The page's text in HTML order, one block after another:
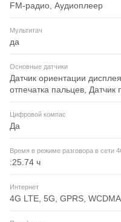
FM-радио, Аудиоплеер
Мультитач
да
Основные датчики
Датчик ориентации
отпечатка пальцев, Датчик
Цифровой компас
Да
Время в режиме разговора в сети
:25.74 ч
Интернет
4G LTE, 5G, GPRS, WCDMA